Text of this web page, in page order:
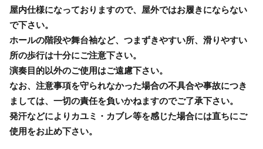
屋内仕様になっておりますので、屋外ではお履きにならない
で下さい。
ホールの階段や舞台袖など、つまずきやすい所、滑りやすい
所の歩行は十分にご注意下さい。
演奏目的以外のご使用はご遠慮下さい。
なお、注意事項を守られなかった場合の不具合や事故につき
ましては、一切の責任を負いかねますのでご了承下さい。
発汗などによりカユミ・カブレ等を感じた場合には直ちにご
使用をお止め下さい。